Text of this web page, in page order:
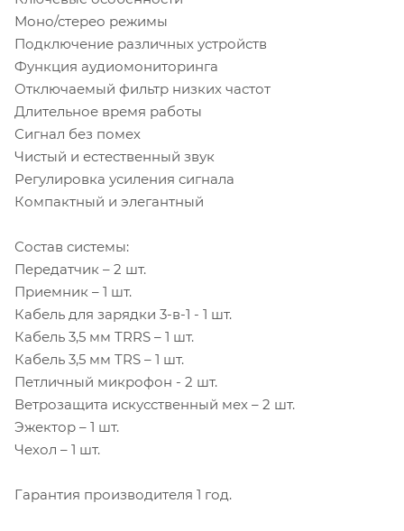
Моно/стерео режимы
Подключение различных устройств
Функция аудиомониторинга
Отключаемый фильтр низких частот
Длительное время работы
Сигнал без помех
Чистый и естественный звук
Регулировка усиления сигнала
Компактный и элегантный
Состав системы:
Передатчик – 2 шт.
Приемник – 1 шт.
Кабель для зарядки 3-в-1 - 1 шт.
Кабель 3,5 мм TRRS – 1 шт.
Кабель 3,5 мм TRS – 1 шт.
Петличный микрофон - 2 шт.
Ветрозащита искусственный мех – 2 шт.
Эжектор – 1 шт.
Чехол – 1 шт.
Гарантия производителя 1 год.